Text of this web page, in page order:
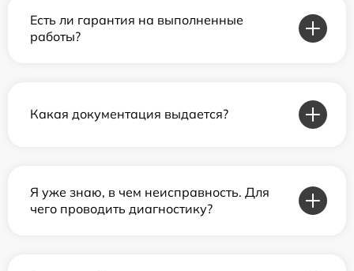
Есть ли гарантия на выполненные
работы?
Какая документация выдается?
Я уже знаю, в чем неисправность. Для
чего проводить диагностику?